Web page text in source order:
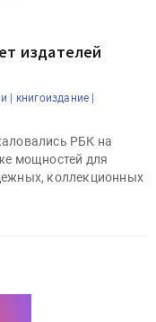
издателей
|
книгоиздание |
РБК на
мощностей для
коллекционных